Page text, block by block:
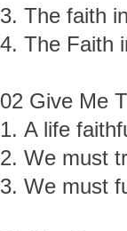
3. The faith
4. The Faith
02 Give Me
1. A life
2. We must
3. We must